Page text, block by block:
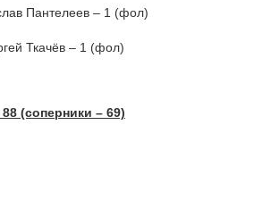
Пантелеев – 1 (фол)
Ткачёв – 1 (фол)
(соперники – 69)